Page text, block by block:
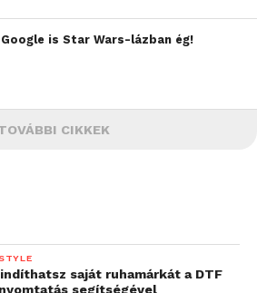
is Star Wars-lázban ég!
CIKKEK
saját ruhamárkát a DTF
segítségével